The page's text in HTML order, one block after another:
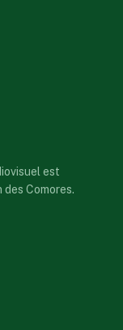
est
des Comores.